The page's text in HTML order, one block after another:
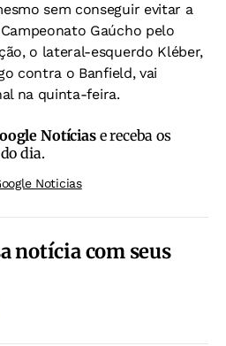
sem conseguir evitar a
Gaúcho pelo
o lateral-esquerdo Kléber,
contra o Banfield, vai
na quinta-feira.
Notíciase receba os
dia.
Noticias
notícia com seus